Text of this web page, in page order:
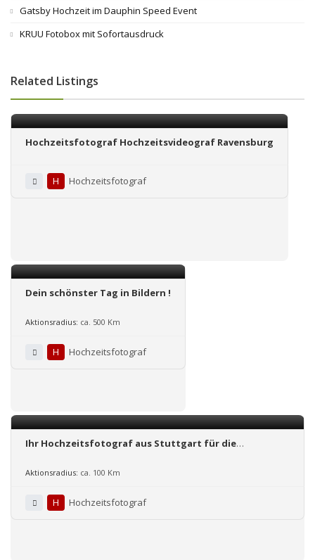
Gatsby Hochzeit im Dauphin Speed Event
KRUU Fotobox mit Sofortausdruck
Related Listings
Hochzeitsfotograf Hochzeitsvideograf Ravensburg
H Hochzeitsfotograf
Dein schönster Tag in Bildern !
Aktionsradius: ca. 500 Km
H Hochzeitsfotograf
Ihr Hochzeitsfotograf aus Stuttgart für die
Ludwigsburg und Umgebung.
Aktionsradius: ca. 100 Km
H Hochzeitsfotograf